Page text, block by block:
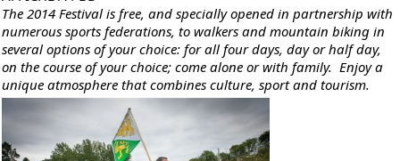
The 2014 Festival is free, and specially opened in partnership with
numerous sports federations, to walkers and mountain biking in
several options of your choice: for all four days, day or half day,
on the course of your choice; come alone or with family. Enjoy a
unique atmosphere that combines culture, sport and tourism.